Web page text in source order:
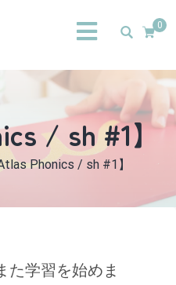
0
/ sh #1】
Atlas Phonics / sh #1】
た学習を始めま